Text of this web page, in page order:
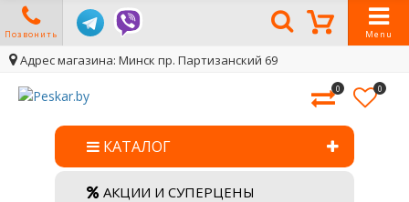
Позвонить Menu
Адрес магазина: Минск пр. Партизанский 69
0 0
КАТАЛОГ
АКЦИИ И СУПЕРЦЕНЫ